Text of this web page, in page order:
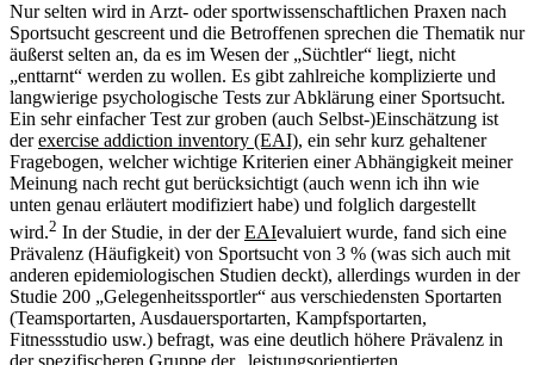
Nur selten wird in Arzt- oder sportwissenschaftlichen Praxen nach
Sportsucht gescreent und die Betroffenen sprechen die Thematik nur
äußerst selten an, da es im Wesen der „Süchtler“ liegt, nicht
„enttarnt“ werden zu wollen. Es gibt zahlreiche komplizierte und
langwierige psychologische Tests zur Abklärung einer Sportsucht.
Ein sehr einfacher Test zur groben (auch Selbst-)Einschätzung ist
derexercise addiction inventory (EAI), ein sehr kurz gehaltener
Fragebogen, welcher wichtige Kriterien einer Abhängigkeit meiner
Meinung nach recht gut berücksichtigt (auch wenn ich ihn wie
unten genau erläutert modifiziert habe) und folglich dargestellt
wird.2 In der Studie, in der derEAIevaluiert wurde, fand sich eine
Prävalenz (Häufigkeit) von Sportsucht von 3 % (was sich auch mit
anderen epidemiologischen Studien deckt), allerdings wurden in der
Studie 200 „Gelegenheitssportler“ aus verschiedensten Sportarten
(Teamsportarten, Ausdauersportarten, Kampfsportarten,
Fitnessstudio usw.) befragt, was eine deutlich höhere Prävalenz in
der spezifischeren Gruppe der „leistungsorientierten